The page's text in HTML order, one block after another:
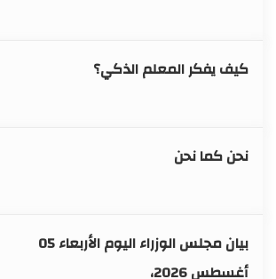
كيف يفكر المعلم الذكي؟
نحن كما نحن
بيان مجلس الوزراء اليوم الأربعاء 05
أغسطس 2026،